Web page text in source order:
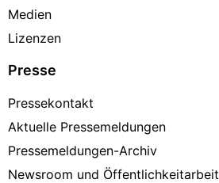
Medien
Lizenzen
Presse
Pressekontakt
Aktuelle Pressemeldungen
Pressemeldungen-Archiv
Newsroom und Öffentlichkeitarbeit